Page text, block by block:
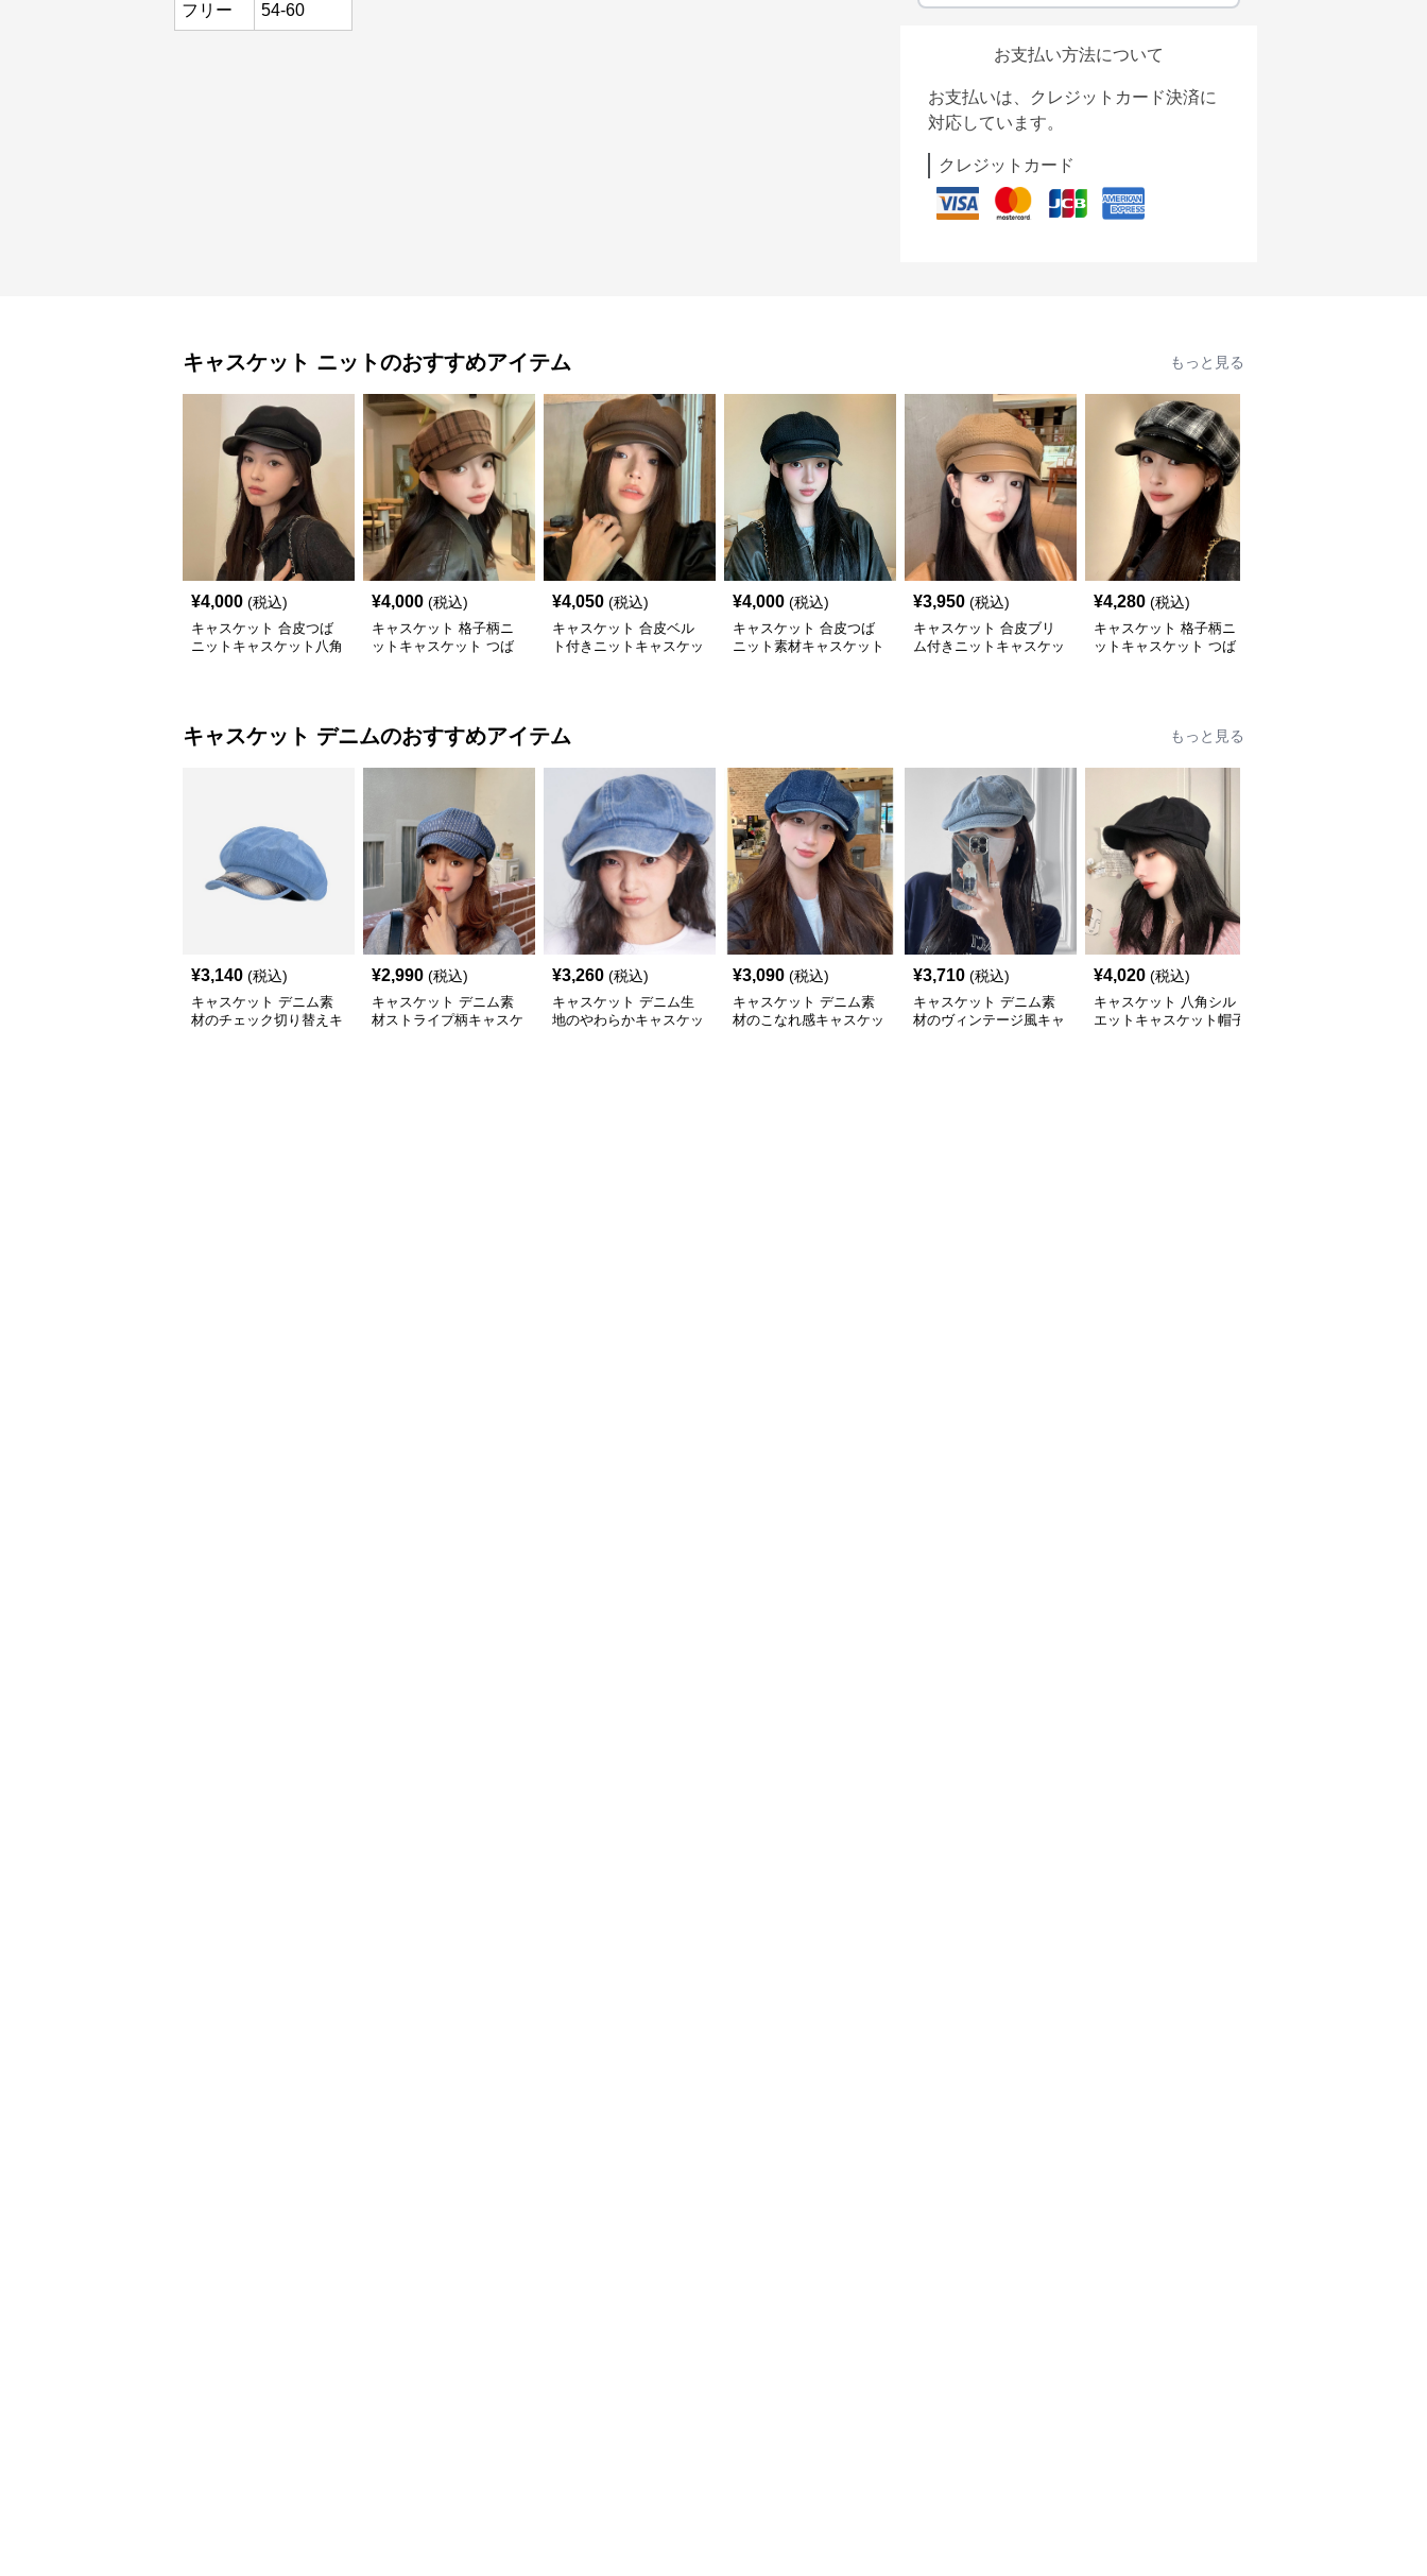
フリー 54-60
お支払い方法について
お支払いは、クレジットカード決済に
対応しています。
クレジットカード
キャスケット ニットのおすすめアイテム もっと見る
¥4,000 (税込)
キャスケット 合皮つば
ニットキャスケット八角
¥4,000 (税込)
キャスケット 格子柄ニ
ットキャスケット つば
¥4,050 (税込)
キャスケット 合皮ベル
ト付きニットキャスケッ
¥4,000 (税込)
キャスケット 合皮つば
ニット素材キャスケット
¥3,950 (税込)
キャスケット 合皮ブリ
ム付きニットキャスケッ
¥4,280 (税込)
キャスケット 格子柄ニ
ットキャスケット つば
キャスケット デニムのおすすめアイテム もっと見る
¥3,140 (税込)
キャスケット デニム素
材のチェック切り替えキ
¥2,990 (税込)
キャスケット デニム素
材ストライプ柄キャスケ
¥3,260 (税込)
キャスケット デニム生
地のやわらかキャスケッ
¥3,090 (税込)
キャスケット デニム素
材のこなれ感キャスケッ
¥3,710 (税込)
キャスケット デニム素
材のヴィンテージ風キャ
¥4,020 (税込)
キャスケット 八角シル
エットキャスケット帽子